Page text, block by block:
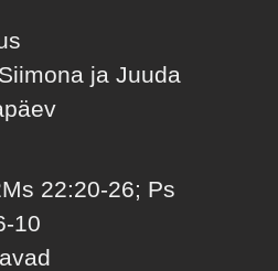
ja Juuda
22:20-26; Ps
10